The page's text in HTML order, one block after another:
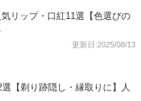
リップ・口紅11選【色選びの
更新日:2025/08/13
【剃り跡隠し・縁取りに】人